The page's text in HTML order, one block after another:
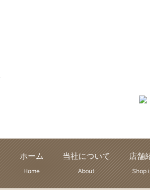
ホーム
Home
当社について
About
店舗
Shop